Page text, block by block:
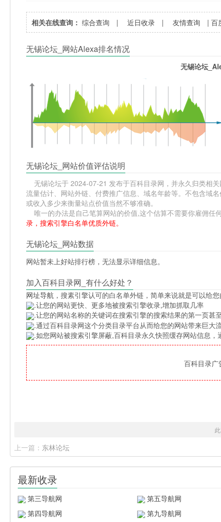
相关在线查询： 综合查询 |近日收录 |友情查询 |百
无锡论坛_网站Alexa排名情况
无锡论坛
无锡论坛_网站价值评估说明
无锡论坛于 2024-07-21 发布于百科目录网，并永久归类相
流量估计、网站外链、付费推广信息、域名年龄等。不包含域
或收入多少来衡量站点价值当然不够准确。
唯一的办法是自己笔算网站的价值,这个估算不需要你雇佣任
录，搜索引擎白名单优质外链。
无锡论坛_网站数据
网站暂未上好站排行榜，无法显示详细信息。
加入百科目录网_有什么好处？
网址导航 ，搜素引擎认可的白名单外链，简单来说就是可以给
.让您的网站更快、更多地被搜索引擎收录,增加抓取几率
.让您的网站名称的关键词在搜索引擎的搜索结果的第一页甚
.通过百科目录网这个分类目录平台从而给您的网站带来巨大
.如您网站被搜索引擎屏蔽,百科目录永久快照缓存网站信息
百科目录
上一篇： 东林论坛
最新收录
第三导航网
第五导航网
第四导航网
第九导航网